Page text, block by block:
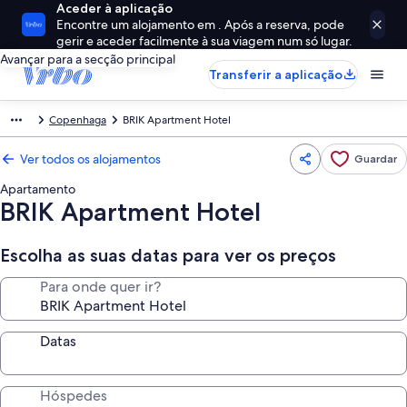
Aceder à aplicação
Encontre um alojamento em . Após a reserva, pode
gerir e aceder facilmente à sua viagem num só lugar.
Avançar para a secção principal
Transferir a aplicação
Copenhaga BRIK Apartment Hotel
Ver todos os alojamentos Guardar
Apartamento
BRIK Apartment Hotel
Escolha as suas datas para ver os preços
Para onde quer ir?
Datas
Hóspedes